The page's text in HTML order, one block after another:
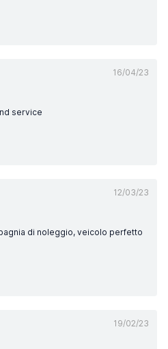
16/04/23
service
12/03/23
di noleggio, veicolo perfetto
19/02/23